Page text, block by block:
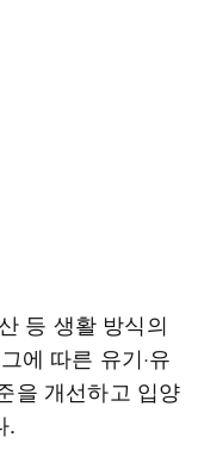
등 생활 방식의
에 따른 유기·유
을 개선하고 입양
.